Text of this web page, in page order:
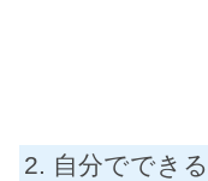
自分ででき